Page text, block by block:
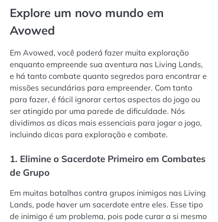
Explore um novo mundo em
Avowed
Em Avowed, você poderá fazer muita exploração
enquanto empreende sua aventura nas Living Lands,
e há tanto combate quanto segredos para encontrar e
missões secundárias para empreender. Com tanto
para fazer, é fácil ignorar certos aspectos do jogo ou
ser atingido por uma parede de dificuldade. Nós
dividimos as dicas mais essenciais para jogar o jogo,
incluindo dicas para exploração e combate.
1. Elimine o Sacerdote Primeiro em Combates
de Grupo
Em muitas batalhas contra grupos inimigos nas Living
Lands, pode haver um sacerdote entre eles. Esse tipo
de inimigo é um problema, pois pode curar a si mesmo